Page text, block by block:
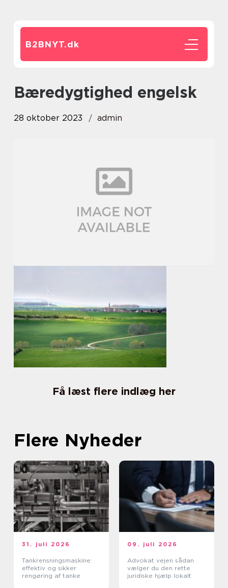
B2BNYT.dk
bæredygtighed engelsk
28 oktober 2023 admin
Få læst flere indlæg her
Flere Nyheder
31. juli 2026
Tankrensningsmaskine:
effektiv og sikker
rengøring af tanke
09. juli 2026
Advokat vejen sådan
vælger du den rette
juridiske hjælp lokalt